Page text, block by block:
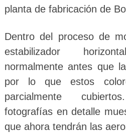
planta de fabricación de
Dentro del proceso de
estabilizador
normalmente antes que
por lo que estos
parcialmente
fotografías en detalle
que ahora tendrán las